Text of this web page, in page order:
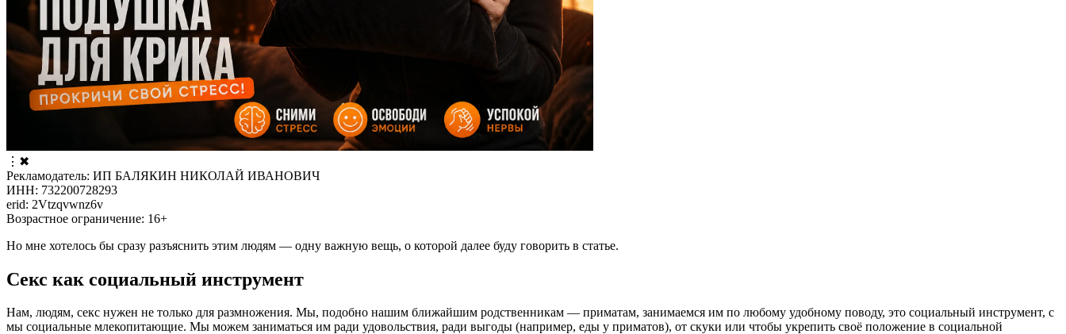
⋮ ✖
Рекламодатель: ИП БАЛЯКИН НИКОЛАЙ ИВАНОВИЧ
ИНН: 732200728293
erid: 2Vtzqvwnz6v
Возрастное ограничение: 16+
Но мне хотелось бы сразу разъяснить этим людям — одну важную вещь, о которой далее буду говорить в статье.
Секс как социальный инструмент
Нам, людям, секс нужен не только для размножения. Мы, подобно нашим ближайшим родственникам — приматам, занимаемся им по любому удобному поводу, это социальный инструмент, с
мы социальные млекопитающие. Мы можем заниматься им ради удовольствия, ради выгоды (например, еды у приматов), от скуки или чтобы укрепить своё положение в социальной